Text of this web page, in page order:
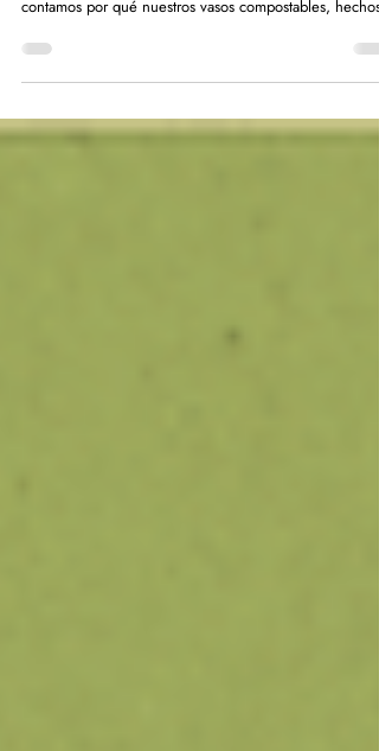
también puede ser un acto de amor al planeta. Te
disfrutar sin culpa y apoyar al medio ambiente. ¡Conoce
sus beneficios y únete a la economía circular!